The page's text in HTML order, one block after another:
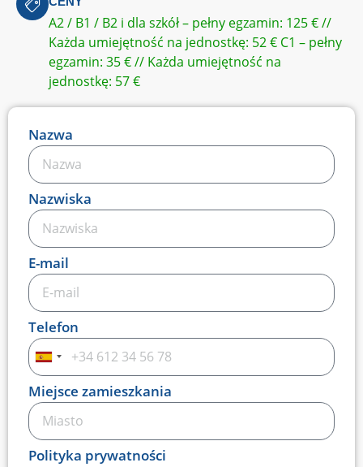
A2 / B1 / B2 i dla szkół – pełny egzamin: 125 € //
Każda umiejętność na jednostkę: 52 € C1 – pełny
egzamin: 35 € // Każda umiejętność na
jednostkę: 57 €
Nazwa
Nazwiska
E-mail
Telefon
Hiszpania
+34
Miejsce zamieszkania
Polityka prywatności